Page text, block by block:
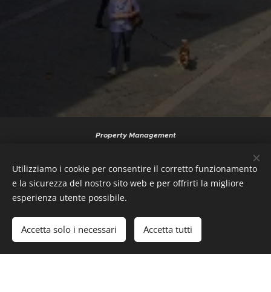
Property Management
Ufficio Prenotazioni
prenotazioni@ticheapartments.com| +39 349 587 4462
Cookies
Lingue
Italiano
English
Utilizziamo i cookie per consentire il corretto funzionamento
e la sicurezza del nostro sito web e per offrirti la migliore
esperienza utente possibile.
Accetta solo i necessari Accetta tutti